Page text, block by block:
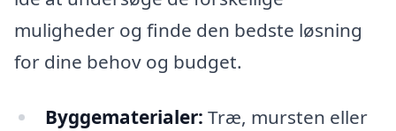
muligheder og finde den bedste løsning
for dine behov og budget.
Byggematerialer: Træ, mursten eller